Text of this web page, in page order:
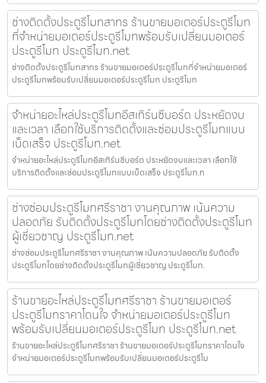
ช่างติดตั้งประตูรีโมทสาทร ร้านขายมอเตอร์ประตูรีโมท
ที่จำหน่ายมอเตอร์ประตูรีโมทพร้อมรับเปลี่ยนมอเตอร์
ประตูรีโมท ประตูรีโมท.net
ช่างติดตั้งประตูรีโมทสาทร ร้านขายมอเตอร์ประตูรีโมทที่จำหน่ายมอเตอร์
ประตูรีโมทพร้อมรับเปลี่ยนมอเตอร์ประตูรีโมท ประตูรีโมท
จำหน่ายอะไหล่ประตูรีโมทอีสเทิร์นซีบอร์ด ประหยัดงบ
และเวลา เลือกใช้บริการติดตั้งและซ่อมประตูรีโมทแบบ
เบ็ดเสร็จ ประตูรีโมท.net
จำหน่ายอะไหล่ประตูรีโมทอีสเทิร์นซีบอร์ด ประหยัดงบและเวลา เลือกใช้
บริการติดตั้งและซ่อมประตูรีโมทแบบเบ็ดเสร็จ ประตูรีโมท.n
ช่างซ่อมประตูรีโมทศรีราชา งานคุณภาพ เน้นความ
ปลอดภัย รับติดตั้งประตูรีโมทโดยช่างติดตั้งประตูรีโมท
ผู้เชี่ยวชาญ ประตูรีโมท.net
ช่างซ่อมประตูรีโมทศรีราชา งานคุณภาพ เน้นความปลอดภัย รับติดตั้ง
ประตูรีโมทโดยช่างติดตั้งประตูรีโมทผู้เชี่ยวชาญ ประตูรีโมท.
ร้านขายอะไหล่ประตูรีโมทศรีราชา ร้านขายมอเตอร์
ประตูรีโมทราคาโดนใจ จำหน่ายมอเตอร์ประตูรีโมท
พร้อมรับเปลี่ยนมอเตอร์ประตูรีโมท ประตูรีโมท.net
ร้านขายอะไหล่ประตูรีโมทศรีราชา ร้านขายมอเตอร์ประตูรีโมทราคาโดนใจ
จำหน่ายมอเตอร์ประตูรีโมทพร้อมรับเปลี่ยนมอเตอร์ประตูรีโม